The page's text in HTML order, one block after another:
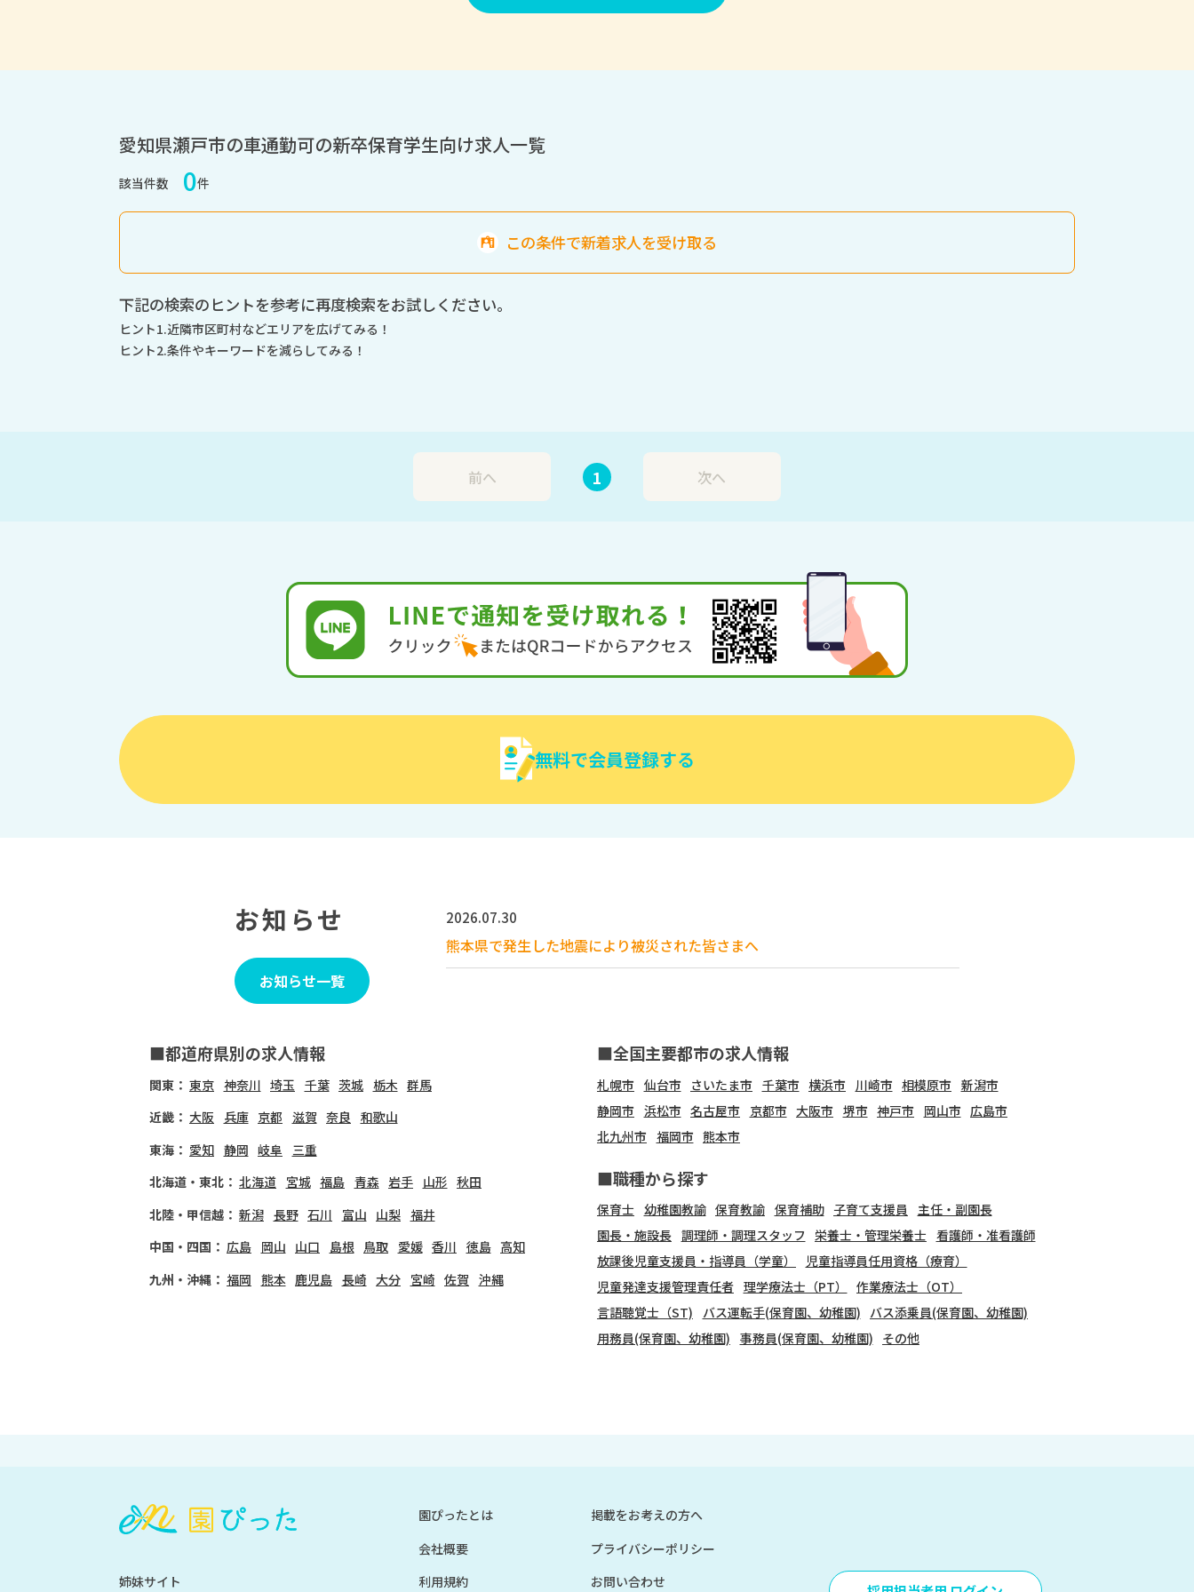
愛知県瀬戸市の車通勤可の新卒保育学生向け求人一覧
該当件数 0件
この条件で新着求人を受け取る
下記の検索のヒントを参考に再度検索をお試しください。
ヒント1.近隣市区町村などエリアを広げてみる！
ヒント2.条件やキーワードを減らしてみる！
前へ 1 次へ
無料で会員登録する
お知らせ
お知らせ一覧
2026.07.30
熊本県で発生した地震により被災された皆さまへ
■都道府県別の求人情報
関東： 東京 神奈川 埼玉 千葉 茨城 栃木 群馬
近畿： 大阪 兵庫 京都 滋賀 奈良 和歌山
東海： 愛知 静岡 岐阜
三重
北海道・東北： 北海道 宮城 福島 青森 岩手 山形 秋田
北陸・甲信越： 新潟 長野 石川 富山 山梨 福井
中国・四国： 広島 岡山 山口 島根 鳥取 愛媛 香川 徳島 高知
九州・沖縄： 福岡 熊本 鹿児島 長崎 大分 宮崎 佐賀 沖縄
■全国主要都市の求人情報
札幌市 仙台市 さいたま市 千葉市 横浜市 川崎市 相模原市 新潟市
静岡市 浜松市 名古屋市 京都市 大阪市 堺市 神戸市 岡山市 広島市
北九州市 福岡市 熊本市
■職種から探す
保育士 幼稚園教諭 保育教諭 保育補助 子育て支援員
主任・副園長
園長・施設長 調理師・調理スタッフ 栄養士・管理栄養士 看護師・准看護師
放課後児童支援員・指導員（学童）
児童指導員任用資格（療育）
児童発達支援管理責任者 理学療法士（PT）
作業療法士（OT）
言語聴覚士（ST)
バス運転手(保育園、幼稚園) バス添乗員(保育園、幼稚園)
用務員(保育園、幼稚園) 事務員(保育園、幼稚園) その他
姉妹サイト
園ぴったとは
掲載をお考えの方へ
会社概要
プライバシーポリシー
利用規約
お問い合わせ